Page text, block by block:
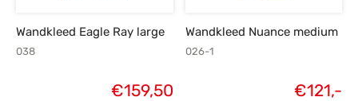
Wandkleed Eagle Ray large
038
€159,50
Wandkleed Nuance medium
026-1
€121,-